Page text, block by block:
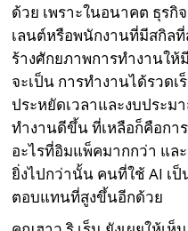
ด้วย เพราะในอนาคต ธุรกิ
เลนต์หรือพนักงานที่มีสกิล
ร้างศักยภาพการทำงานใ
จะเป็น การทำงานได้รวด
ประหยัดเวลาและงบประม
ทำงานดีขึ้น ที่เหลือก็คือกา
อะไรที่อิมแพ็คมากกว่า แล
ยิ่งไปกว่านั้น คนที่ใช้ AI เ
ตอบแทนที่สูงขึ้นอีกด้วย